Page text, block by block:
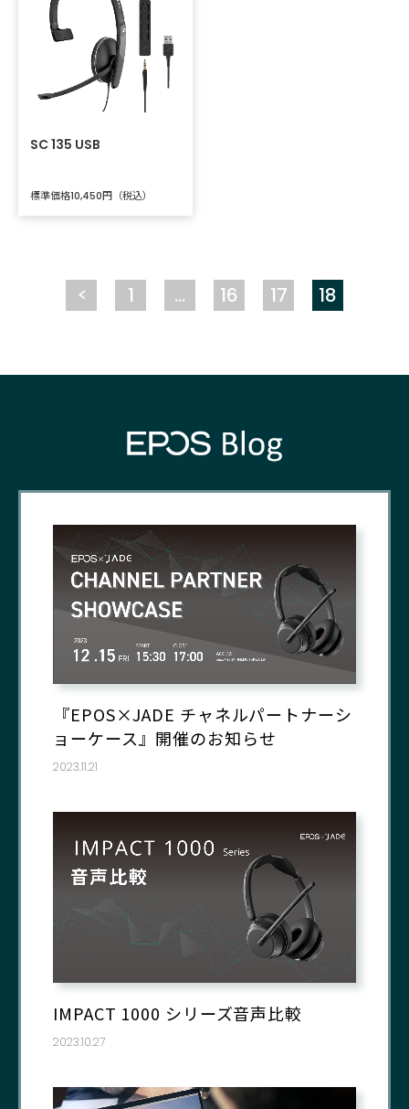
SC 135 USB
標準価格10,450円（税込）
1 … 16 17 18
『EPOS×JADE チャネルパートナーシ
ョーケース』開催のお知らせ
2023.11.21
IMPACT 1000 シリーズ音声比較
2023.10.27